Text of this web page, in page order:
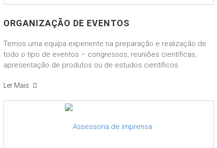
ORGANIZAÇÃO DE EVENTOS
Temos uma equipa experiente na preparação e realização de
todo o tipo de eventos – congressos, reuniões científicas,
apresentação de produtos ou de estudos científicos.
Ler Mais